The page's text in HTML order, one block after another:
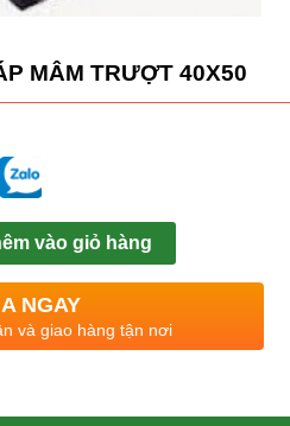
MÂM TRƯỢT 40X50
vào giỏ hàng
NGAY
và giao hàng tận nơi